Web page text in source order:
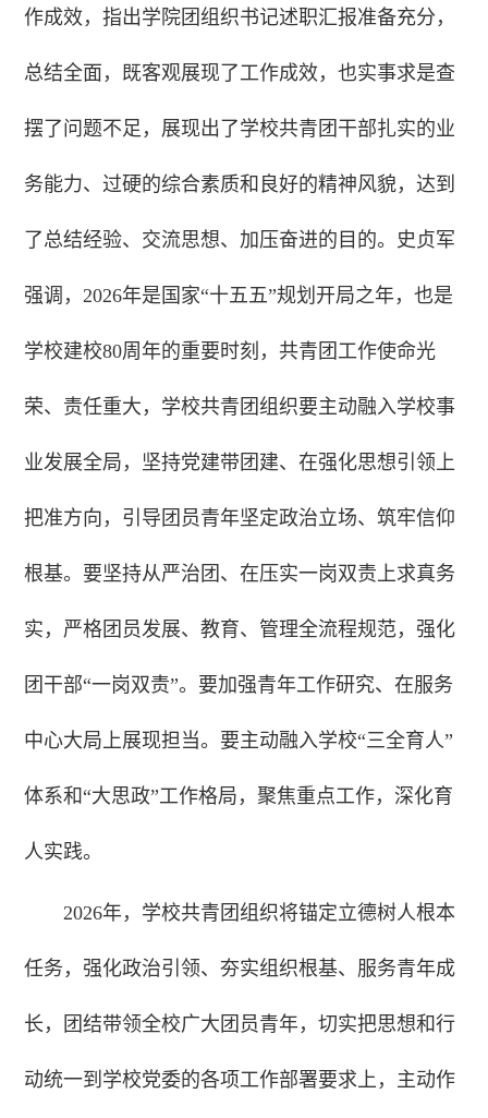
作成效，指出学院团组织书记述职汇报准备充分，
总结全面，既客观展现了工作成效，也实事求是查
摆了问题不足，展现出了学校共青团干部扎实的业
务能力、过硬的综合素质和良好的精神风貌，达到
了总结经验、交流思想、加压奋进的目的。史贞军
强调，2026年是国家“十五五”规划开局之年，也是
学校建校80周年的重要时刻，共青团工作使命光
荣、责任重大，学校共青团组织要主动融入学校事
业发展全局，坚持党建带团建、在强化思想引领上
把准方向，引导团员青年坚定政治立场、筑牢信仰
根基。要坚持从严治团、在压实一岗双责上求真务
实，严格团员发展、教育、管理全流程规范，强化
团干部“一岗双责”。要加强青年工作研究、在服务
中心大局上展现担当。要主动融入学校“三全育人”
体系和“大思政”工作格局，聚焦重点工作，深化育
人实践。
2026年，学校共青团组织将锚定立德树人根本
任务，强化政治引领、夯实组织根基、服务青年成
长，团结带领全校广大团员青年，切实把思想和行
动统一到学校党委的各项工作部署要求上，主动作